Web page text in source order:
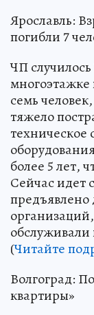
Ярославль:
погибли 7
ЧП
многоэтажке
семь
тяжело
техническое
более 5 лет,
Сейчас идет
предъявлено
обслуживали
(Читайте
Волгоград:
квартиры»